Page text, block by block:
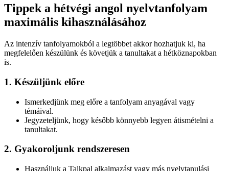
Tippek a hétvégi angol nyelvtanfolyam
maximális kihasználásához
Az intenzív tanfolyamokból a legtöbbet akkor hozhatjuk ki, ha
megfelelően készülünk és követjük a tanultakat a hétköznapokban
is.
1. Készüljünk előre
Ismerkedjünk meg előre a tanfolyam anyagával vagy
témáival.
Jegyzeteljünk, hogy később könnyebb legyen átismételni a
tanultakat.
2. Gyakoroljunk rendszeresen
Használjuk a Talkpal alkalmazást vagy más nyelvtanulási